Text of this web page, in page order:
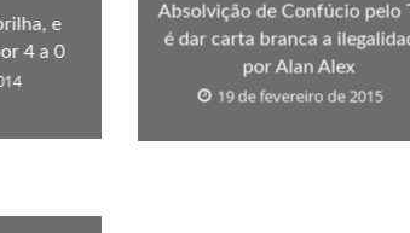
e
4 a 0
Absolvição de Confúcio pelo
é dar carta branca a
por Alan Alex
19 de fevereiro de 2015